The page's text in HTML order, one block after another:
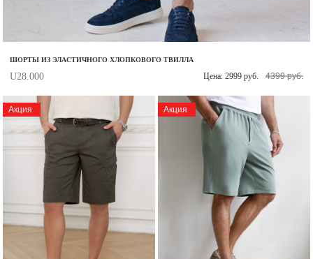
Запомнить меня на этом компьютере
Забыли свой пароль?
ШОРТЫ ИЗ ЭЛАСТИЧНОГО ХЛОПКОВОГО ТВИЛЛА
U28.000 Цена: 2999 руб. 4399 руб.
Акция Акция